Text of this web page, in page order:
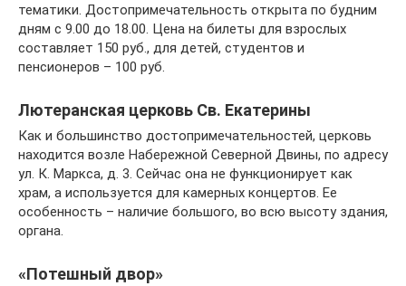
тематики. Достопримечательность открыта по будним
дням с 9.00 до 18.00. Цена на билеты для взрослых
составляет 150 руб., для детей, студентов и
пенсионеров – 100 руб.
Лютеранская церковь Св. Екатерины
Как и большинство достопримечательностей, церковь
находится возле Набережной Северной Двины, по адресу
ул. К. Маркса, д. 3. Сейчас она не функционирует как
храм, а используется для камерных концертов. Ее
особенность – наличие большого, во всю высоту здания,
органа.
«Потешный двор»